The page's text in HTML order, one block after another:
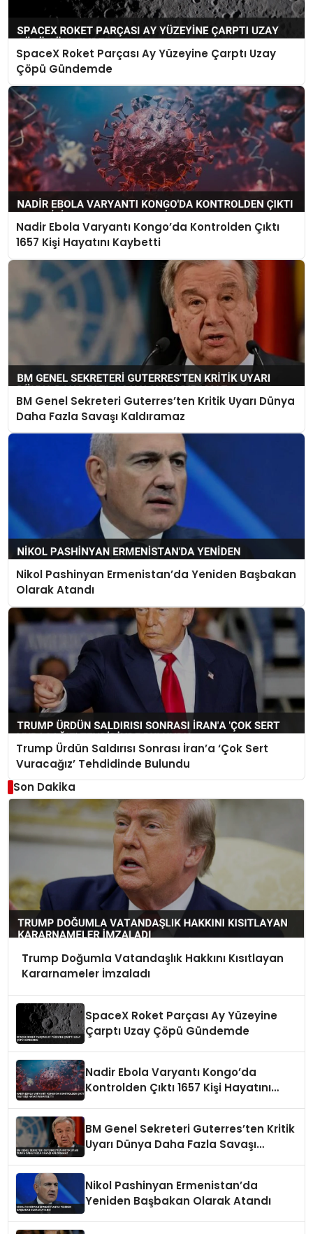
SpaceX Roket Parçası Ay Yüzeyine Çarptı Uzay
Çöpü Gündemde
Nadir Ebola Varyantı Kongo’da Kontrolden Çıktı
1657 Kişi Hayatını Kaybetti
BM Genel Sekreteri Guterres’ten Kritik Uyarı Dünya
Daha Fazla Savaşı Kaldıramaz
Nikol Pashinyan Ermenistan’da Yeniden Başbakan
Olarak Atandı
Trump Ürdün Saldırısı Sonrası İran’a ‘Çok Sert
Vuracağız’ Tehdidinde Bulundu
Son Dakika
Trump Doğumla Vatandaşlık Hakkını Kısıtlayan
Kararnameler İmzaladı
SpaceX Roket Parçası Ay Yüzeyine
Çarptı Uzay Çöpü Gündemde
Nadir Ebola Varyantı Kongo’da
Kontrolden Çıktı 1657 Kişi Hayatını
BM Genel Sekreteri Guterres’ten Kritik
Uyarı Dünya Daha Fazla Savaşı
Nikol Pashinyan Ermenistan’da
Yeniden Başbakan Olarak Atandı